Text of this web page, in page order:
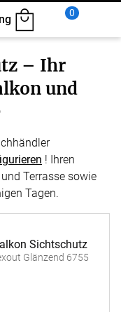
0
– Ihr
und
! Ihren
Terrasse sowie
Tagen.
Sichtschutz
Glänzend 6755